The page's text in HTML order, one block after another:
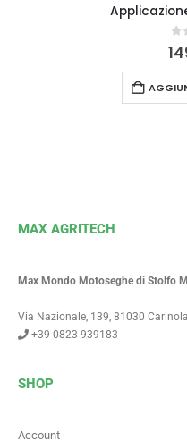
0
MAX AGRITECH
Max Mondo Motoseghe di Stolfo
Via Nazionale, 139, 81030
+39 0823 939183
SHOP
Account